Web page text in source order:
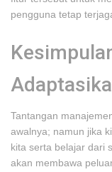
pengguna tetap
Tantangan
awalnya; namun jika
kita serta belajar dari
akan membawa